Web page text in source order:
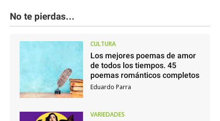
No te pierdas...
CULTURA
Los mejores poemas de amor
de todos los tiempos. 45
poemas románticos completos
Eduardo Parra
VARIEDADES